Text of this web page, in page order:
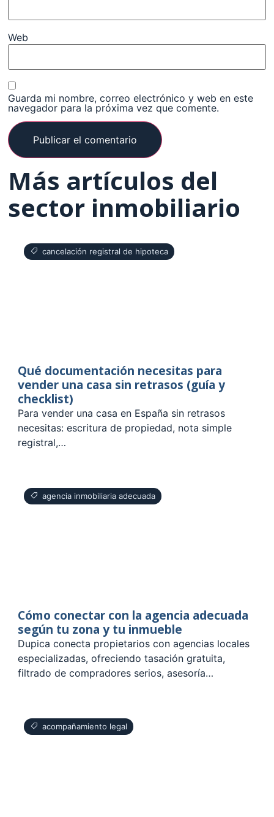
Web
Guarda mi nombre, correo electrónico y web en este
navegador para la próxima vez que comente.
Más artículos del
sector inmobiliario
cancelación registral de hipoteca
Qué documentación necesitas para
vender una casa sin retrasos (guía y
checklist)
Para vender una casa en España sin retrasos
necesitas: escritura de propiedad, nota simple
registral,…
agencia inmobiliaria adecuada
Cómo conectar con la agencia adecuada
según tu zona y tu inmueble
Dupica conecta propietarios con agencias locales
especializadas, ofreciendo tasación gratuita,
filtrado de compradores serios, asesoría…
acompañamiento legal